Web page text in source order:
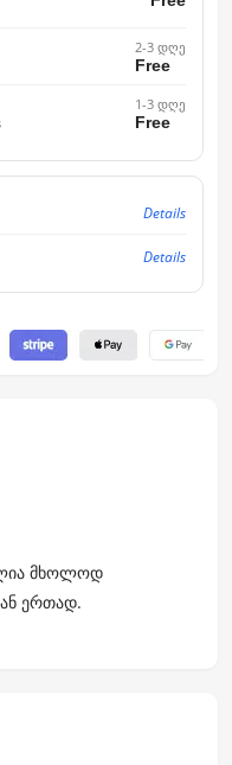
2-3 დღე
Free
1-3 დღე
Free
Details
Details
მხოლოდ
ერთად.